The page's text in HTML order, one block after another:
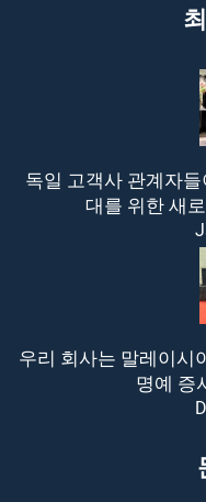
독일 고객사 관계자
대를 위한 새
우리 회사는 말레이시
명예 증